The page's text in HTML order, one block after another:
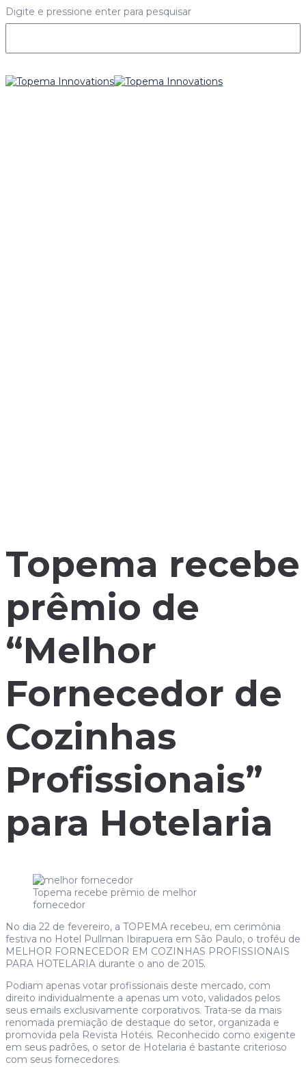
Digite e pressione enter para pesquisar
Topema recebe
prêmio de
“Melhor
Fornecedor de
Cozinhas
Profissionais”
para Hotelaria
Topema recebe prêmio de melhor
fornecedor
No dia 22 de fevereiro, a TOPEMA recebeu, em cerimônia
festiva no Hotel Pullman Ibirapuera em São Paulo, o troféu de
MELHOR FORNECEDOR EM COZINHAS PROFISSIONAIS
PARA HOTELARIA durante o ano de 2015.
Podiam apenas votar profissionais deste mercado, com
direito individualmente a apenas um voto, validados pelos
seus emails exclusivamente corporativos. Trata-se da mais
renomada premiação de destaque do setor, organizada e
promovida pela Revista Hotéis. Reconhecido como exigente
em seus padrões, o setor de Hotelaria é bastante criterioso
com seus fornecedores.